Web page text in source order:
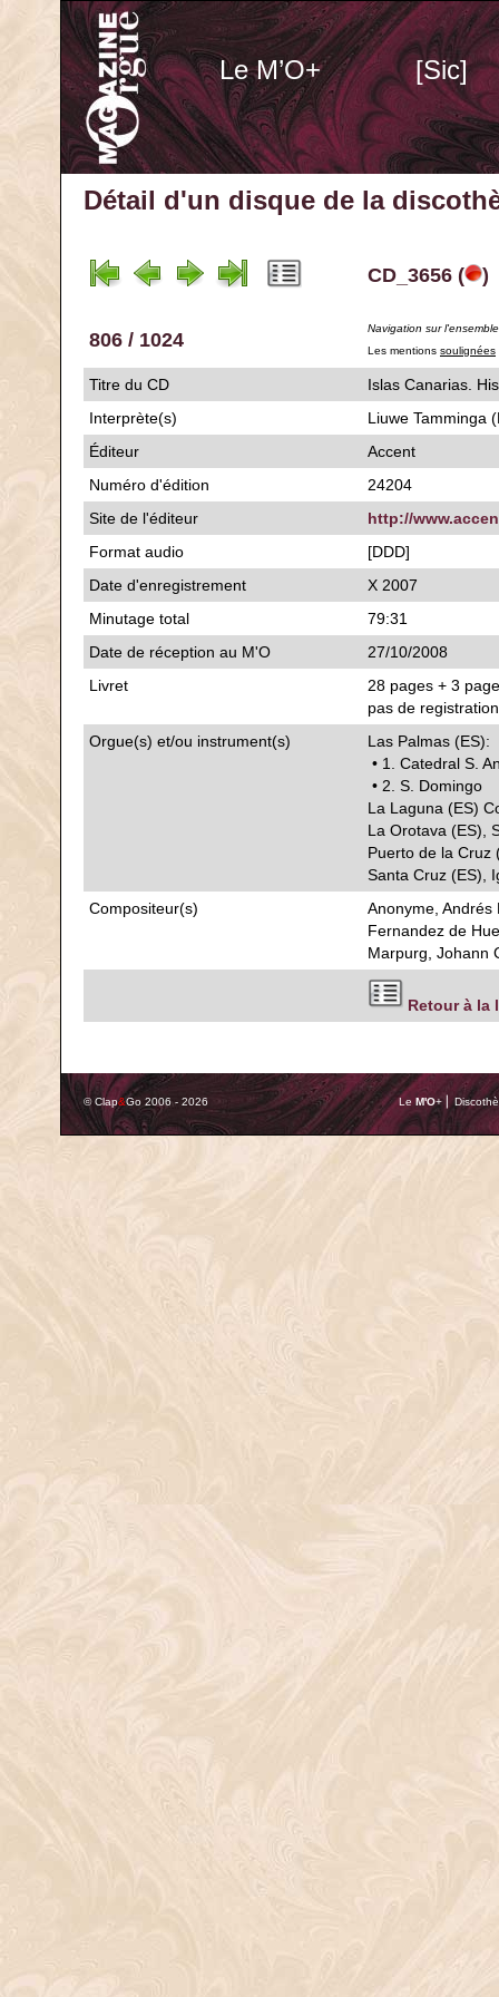
Le M’O+ [Sic]
Détail d'un disque de la
CD_3656 ( )
806 / 1024
Navigation sur
Les mentions soulignées
Titre du CD
Islas
Interprète(s)
Liuwe Tamminga
Éditeur
Accent
Numéro d'édition
24204
Site de l'éditeur
http://
Format audio
[DDD]
Date d'enregistrement
X 2007
Minutage total
79:31
Date de réception au M'O
27/10/2008
Livret
28 pages + 3
pas de
Orgue(s) et/ou instrument(s)
Las Palmas (ES):
• 1. Catedral S.
• 2. S. Domingo
La Laguna (ES)
La Orotava (ES),
Puerto de la Cruz
Santa Cruz (ES),
Compositeur(s)
Anonyme,
Fernandez de
Marpurg, Johann
Retour à la
© Clap&Go 2006 - 2026 Le M'O+ ⎢